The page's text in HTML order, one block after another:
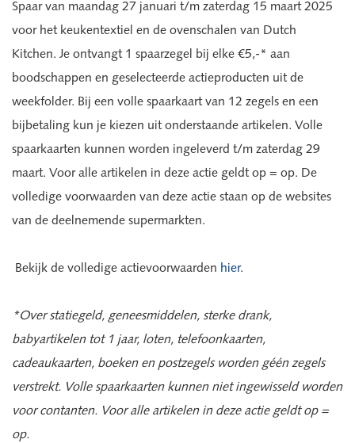
Spaar van maandag 27 januari t/m zaterdag 15 maart 2025
voor het keukentextiel en de ovenschalen van Dutch
Kitchen. Je ontvangt 1 spaarzegel bij elke €5,-* aan
boodschappen en geselecteerde actieproducten uit de
weekfolder. Bij een volle spaarkaart van 12 zegels en een
bijbetaling kun je kiezen uit onderstaande artikelen. Volle
spaarkaarten kunnen worden ingeleverd t/m zaterdag 29
maart. Voor alle artikelen in deze actie geldt op = op. De
volledige voorwaarden van deze actie staan op de websites
van de deelnemende supermarkten.
Bekijk de volledige actievoorwaarden hier.
*Over statiegeld, geneesmiddelen, sterke drank,
babyartikelen tot 1 jaar, loten, telefoonkaarten,
cadeaukaarten, boeken en postzegels worden géén zegels
verstrekt. Volle spaarkaarten kunnen niet ingewisseld worden
voor contanten. Voor alle artikelen in deze actie geldt op =
op.